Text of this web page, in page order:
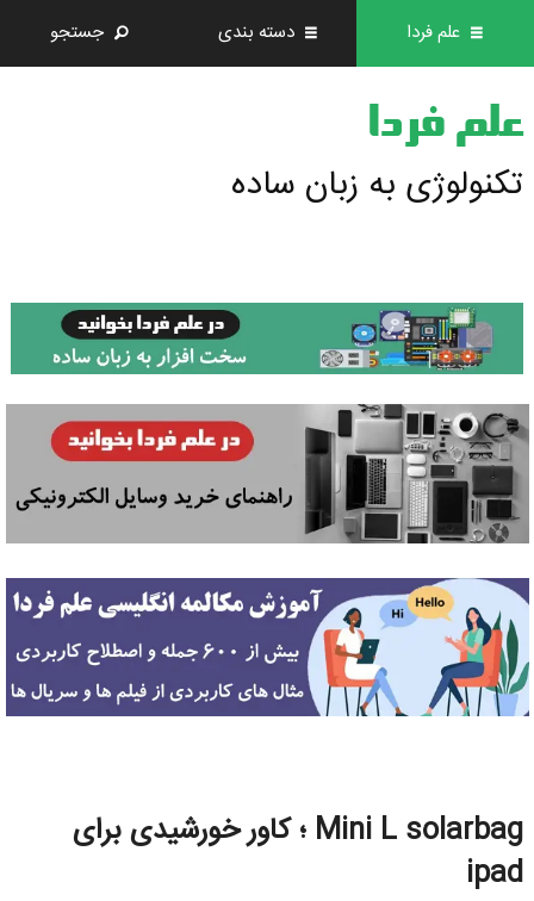
علم فردا دسته بندی جستجو
علم فردا
تکنولوژی به زبان ساده
Mini L solarbag ؛ کاور خورشیدی برای
ipad